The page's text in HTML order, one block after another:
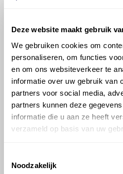
Deze website maakt gebruik
We gebruiken cookies om
personaliseren, om functies
en om ons websiteverkeer te
informatie over uw gebruik van
partners voor social media,
partners kunnen deze
informatie die u aan ze heeft
verzameld op basis van uw
Noodzakelijk
Voor welke
i30 is productadvies
©OlyslagerAlle rechten
voorafgaande schriftelijke